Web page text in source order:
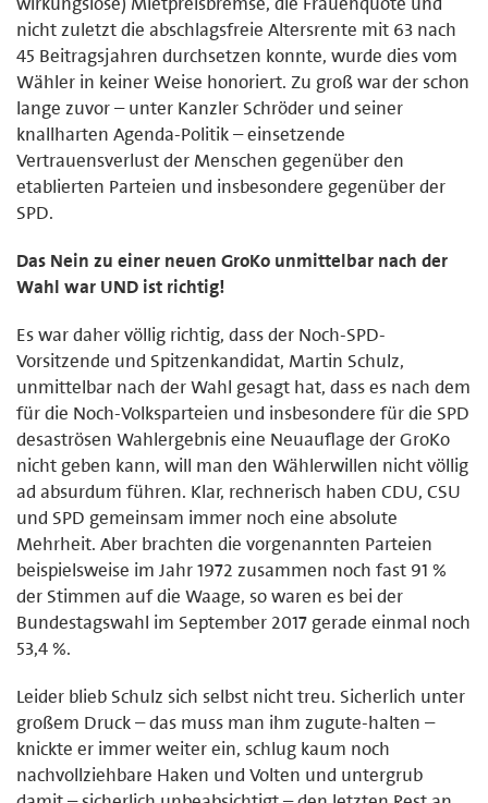
nicht zuletzt die abschlagsfreie Altersrente mit 63 nach
45 Beitragsjahren durchsetzen konnte, wurde dies vom
Wähler in keiner Weise honoriert. Zu groß war der schon
lange zuvor – unter Kanzler Schröder und seiner
knallharten Agenda-Politik – einsetzende
Vertrauensverlust der Menschen gegenüber den
etablierten Parteien und insbesondere gegenüber der
SPD.
Das Nein zu einer neuen GroKo unmittelbar nach der
Wahl war UND ist richtig!
Es war daher völlig richtig, dass der Noch-SPD-
Vorsitzende und Spitzenkandidat, Martin Schulz,
unmittelbar nach der Wahl gesagt hat, dass es nach dem
für die Noch-Volksparteien und insbesondere für die SPD
desaströsen Wahlergebnis eine Neuauflage der GroKo
nicht geben kann, will man den Wählerwillen nicht völlig
ad absurdum führen. Klar, rechnerisch haben CDU, CSU
und SPD gemeinsam immer noch eine absolute
Mehrheit. Aber brachten die vorgenannten Parteien
beispielsweise im Jahr 1972 zusammen noch fast 91 %
der Stimmen auf die Waage, so waren es bei der
Bundestagswahl im September 2017 gerade einmal noch
53,4 %.
Leider blieb Schulz sich selbst nicht treu. Sicherlich unter
großem Druck – das muss man ihm zugute-halten –
knickte er immer weiter ein, schlug kaum noch
nachvollziehbare Haken und Volten und untergrub